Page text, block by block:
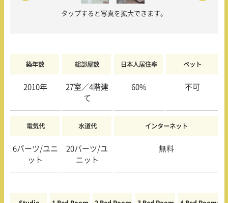
タップすると写真を拡大できます。
築年数 総部屋数 日本人居住率 ペット
2010年
27室／4階建
て
60% 不可
電気代 水道代 インターネット
6バーツ/ユニ
ット
20バーツ/ユ
ニット
無料